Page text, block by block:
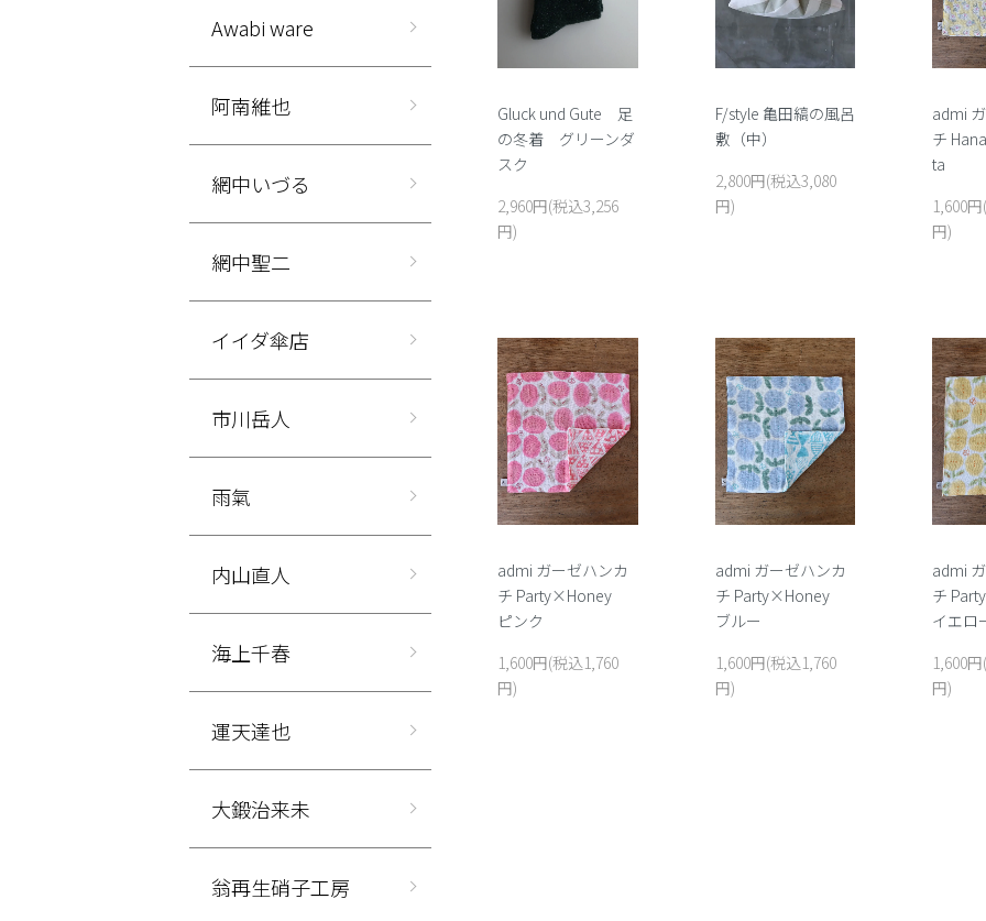
Gluck und Gute 足
の冬着 グリーンダ
スク
2,960円(税込3,256
円)
F/style 亀田縞の風呂
敷（中）
2,800円(税込3,080
円)
admi
チ
ta
1,600
円)
admi ガーゼハンカ
チ Party×Honey
ピンク
1,600円(税込1,760
円)
admi ガーゼハンカ
チ Party×Honey
ブルー
1,600円(税込1,760
円)
admi
チ
イエロ
1,600
円)
Awabi ware
阿南維也
網中いづる
網中聖二
イイダ傘店
市川岳人
雨氣
内山直人
海上千春
運天達也
大鍛治来未
翁再生硝子工房